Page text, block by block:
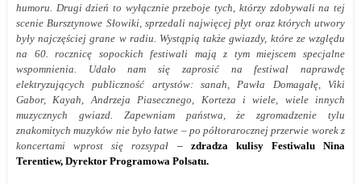
humoru. Drugi dzień to wyłącznie przeboje tych, którzy zdobywali na tej
scenie Bursztynowe Słowiki, sprzedali najwięcej płyt oraz których utwory
były najczęściej grane w radiu. Wystąpią także gwiazdy, które ze względu
na 60. rocznicę sopockich festiwali mają z tym miejscem specjalne
wspomnienia. Udało nam się zaprosić na festiwal naprawdę
elektryzujących publiczność artystów: sanah, Pawła Domagałę, Viki
Gabor, Kayah, Andrzeja Piasecznego, Korteza i wiele, wiele innych
muzycznych gwiazd. Zapewniam państwa, że zgromadzenie tylu
znakomitych muzyków nie było łatwe – po półtorarocznej przerwie worek z
koncertami wprost się rozsypał – zdradza kulisy Festiwalu Nina
Terentiew, Dyrektor Programowa Polsatu.